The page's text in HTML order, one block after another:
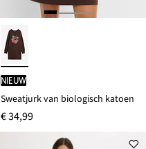
Nieuw
Sweatjurk van biologisch katoen
€ 34,99